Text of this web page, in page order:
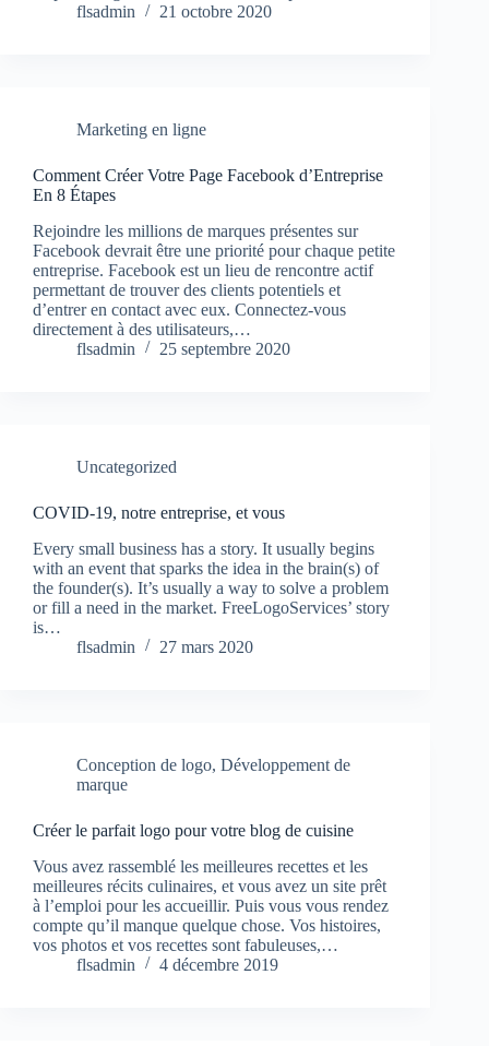
flsadmin
21 octobre 2020
Marketing en ligne
Comment Créer Votre Page Facebook d’Entreprise
En 8 Étapes
Rejoindre les millions de marques présentes sur
Facebook devrait être une priorité pour chaque petite
entreprise. Facebook est un lieu de rencontre actif
permettant de trouver des clients potentiels et
d’entrer en contact avec eux. Connectez-vous
directement à des utilisateurs,…
flsadmin
25 septembre 2020
Uncategorized
COVID-19, notre entreprise, et vous
Every small business has a story. It usually begins
with an event that sparks the idea in the brain(s) of
the founder(s). It’s usually a way to solve a problem
or fill a need in the market. FreeLogoServices’ story
is…
flsadmin
27 mars 2020
Conception de logo, Développement de
marque
Créer le parfait logo pour votre blog de cuisine
Vous avez rassemblé les meilleures recettes et les
meilleures récits culinaires, et vous avez un site prêt
à l’emploi pour les accueillir. Puis vous vous rendez
compte qu’il manque quelque chose. Vos histoires,
vos photos et vos recettes sont fabuleuses,…
flsadmin
4 décembre 2019